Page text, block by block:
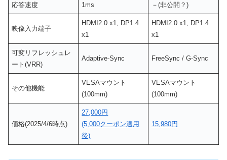
応答速度 1ms －(非公開？)
映像入力端子
HDMI2.0 x1, DP1.4
x1
HDMI2.0 x1, DP1.4
x1
可変リフレッシュレ
ート(VRR)
Adaptive-Sync FreeSync / G-Sync
その他機能
VESAマウント
(100mm)
VESAマウント
(100mm)
価格(2025/4/6時点)
27,000円
(5,000クーポン適用
後)
15,980円